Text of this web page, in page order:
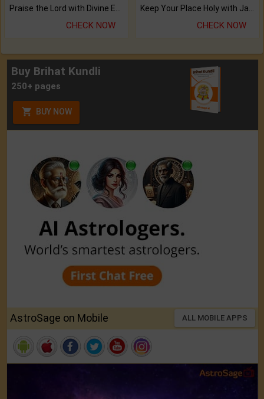
CHECK NOW CHECK NOW
Buy Brihat Kundli
250+ pages
BUY NOW
AstroSage on Mobile ALL MOBILE APPS